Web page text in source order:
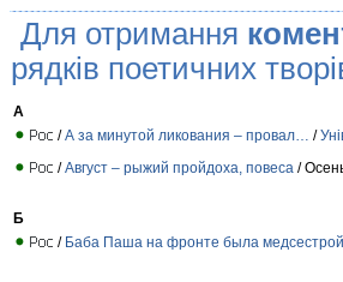
Для отримання
рядків поетичних
А
/А за минутой ликования – провал… /
/Август – рыжий пройдоха, повеса /
Б
/ Баба Паша на фронте была медсестрой